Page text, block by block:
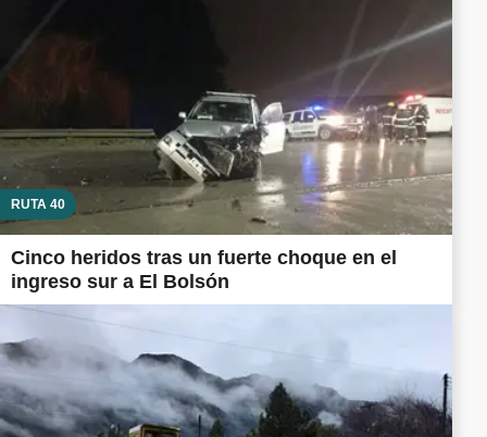
RUTA 40
Cinco heridos tras un fuerte choque en el
ingreso sur a El Bolsón